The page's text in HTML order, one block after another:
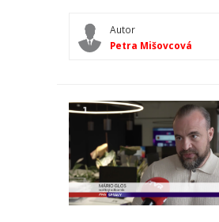
Autor
Petra Mišovcová